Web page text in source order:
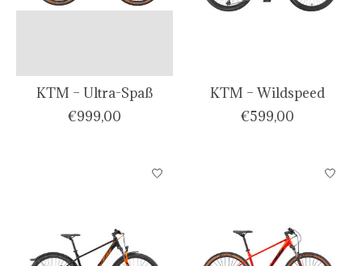
KTM – Ultra-Spaß
€999,00
KTM – Wildspeed
€599,00